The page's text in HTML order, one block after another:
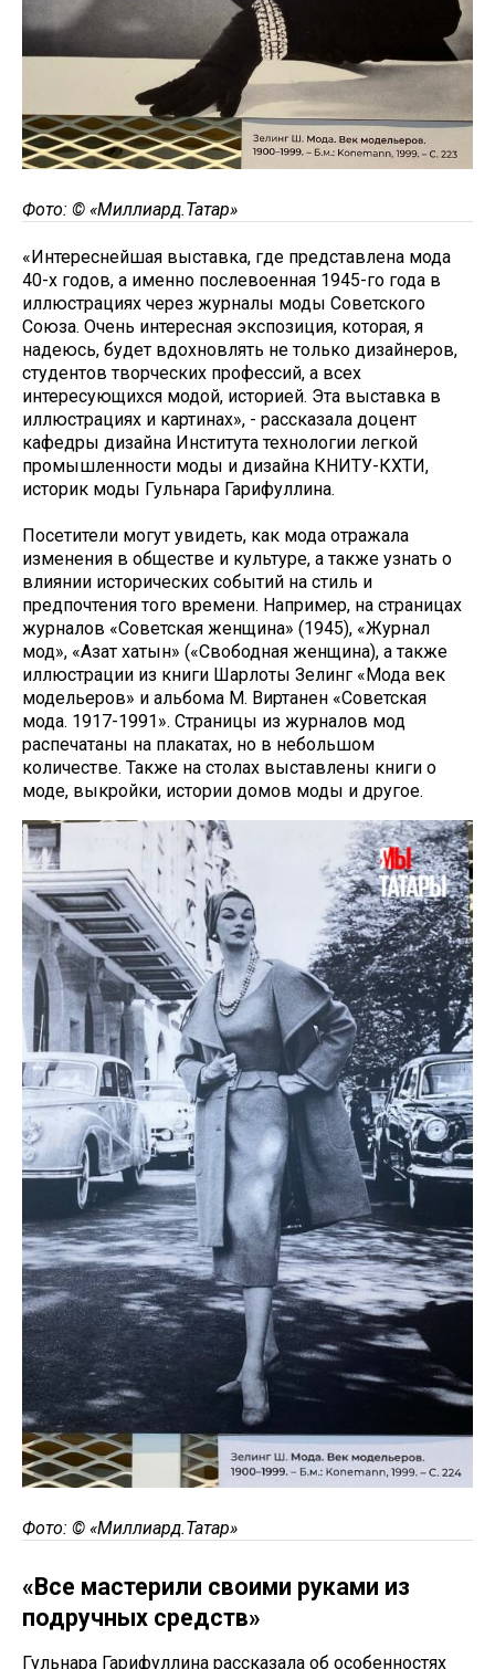
Фото: © «Миллиард.Татар»
«Интереснейшая выставка, где представлена мода
40-х годов, а именно послевоенная 1945-го года в
иллюстрациях через журналы моды Советского
Союза. Очень интересная экспозиция, которая, я
надеюсь, будет вдохновлять не только дизайнеров,
студентов творческих профессий, а всех
интересующихся модой, историей. Эта выставка в
иллюстрациях и картинах», - рассказала доцент
кафедры дизайна Института технологии легкой
промышленности моды и дизайна КНИТУ-КХТИ,
историк моды Гульнара Гарифуллина.
Посетители могут увидеть, как мода отражала
изменения в обществе и культуре, а также узнать о
влиянии исторических событий на стиль и
предпочтения того времени. Например, на страницах
журналов «Советская женщина» (1945), «Журнал
мод», «Азат хатын» («Свободная женщина), а также
иллюстрации из книги Шарлоты Зелинг «Мода век
модельеров» и альбома М. Виртанен «Советская
мода. 1917-1991». Страницы из журналов мод
распечатаны на плакатах, но в небольшом
количестве. Также на столах выставлены книги о
моде, выкройки, истории домов моды и другое.
Фото: © «Миллиард.Татар»
«Все мастерили своими руками из
подручных средств»
Гульнара Гарифуллина рассказала об особенностях